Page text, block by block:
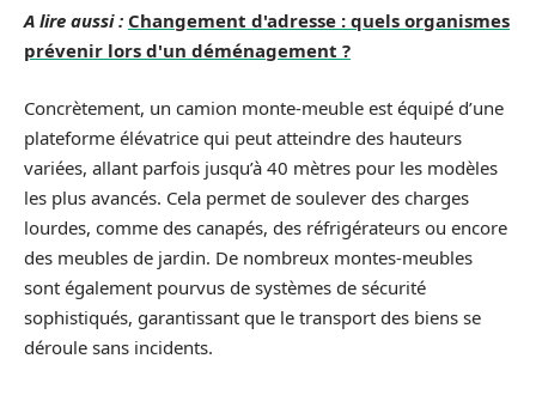
A lire aussi : Changement d'adresse : quels organismes
prévenir lors d'un déménagement ?
Concrètement, un camion monte-meuble est équipé d’une
plateforme élévatrice qui peut atteindre des hauteurs
variées, allant parfois jusqu’à 40 mètres pour les modèles
les plus avancés. Cela permet de soulever des charges
lourdes, comme des canapés, des réfrigérateurs ou encore
des meubles de jardin. De nombreux montes-meubles
sont également pourvus de systèmes de sécurité
sophistiqués, garantissant que le transport des biens se
déroule sans incidents.